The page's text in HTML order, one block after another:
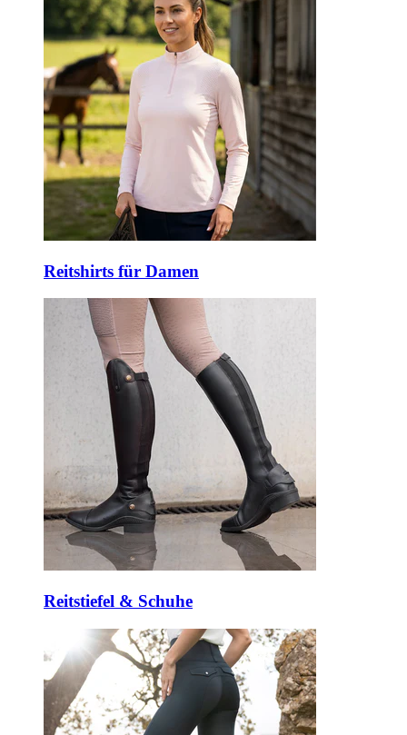
Reitshirts für Damen
Reitstiefel & Schuhe